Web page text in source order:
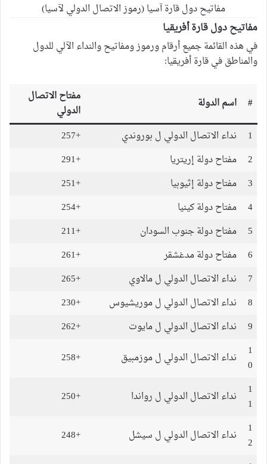
مفاتيح دول قارة آسيا (رموز الاتصال الدولي لآسيا)
مفاتيح دول قارة أفريقيا
في هذه القائمة جميع أرقام ورموز ومفاتيح والنداء الآلي للدول
والمناطق في قارة أفريقيا:
# اسم الدولة
مفتاح الاتصال
الدولي
1
نداء الاتصال الدولي ل بوروندي
+257
2
مفتاح دولة إريتريا
+291
3
مفتاح دولة إثيوبيا
+251
4
مفتاح دولة كينيا
+254
5
مفتاح دولة جنوب السودان
+211
6
مفتاح دولة مدغشقر
+261
7
نداء الاتصال الدولي ل مالاوي
+265
8
نداء الاتصال الدولي ل موريشيوس
+230
9
نداء الاتصال الدولي ل مايوت
+262
1
0
نداء الاتصال الدولي ل موزمبيق
+258
1
1
نداء الاتصال الدولي ل رواندا
+250
1
2
نداء الاتصال الدولي ل سيشل
+248